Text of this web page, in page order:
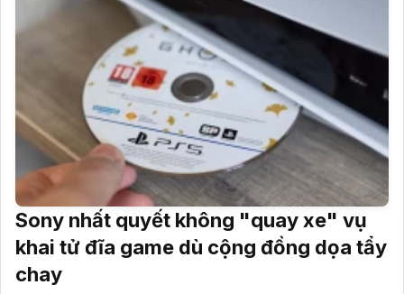
Sony nhất quyết không "quay xe" vụ
khai tử đĩa game dù cộng đồng dọa tẩy
chay